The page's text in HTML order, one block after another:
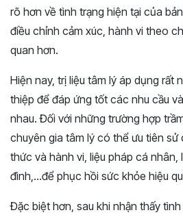
rõ hơn về tình trạng hiện tại của
điều chỉnh cảm xúc, hành vi theo
quan hơn.
Hiện nay, trị liệu tâm lý áp dụng rất
thiệp để đáp ứng tốt các nhu cầu
nhau. Đối với những trường hợp
chuyên gia tâm lý có thể ưu tiên sử
thức và hành vi, liệu pháp cá nhân,
đình,…để phục hồi sức khỏe hiệu
Đặc biệt hơn, sau khi nhận thấy